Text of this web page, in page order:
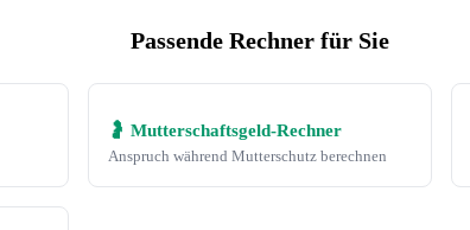
Passende Rechner für Sie
🤰 Mutterschaftsgeld-Rechner
Anspruch während Mutterschutz berechnen